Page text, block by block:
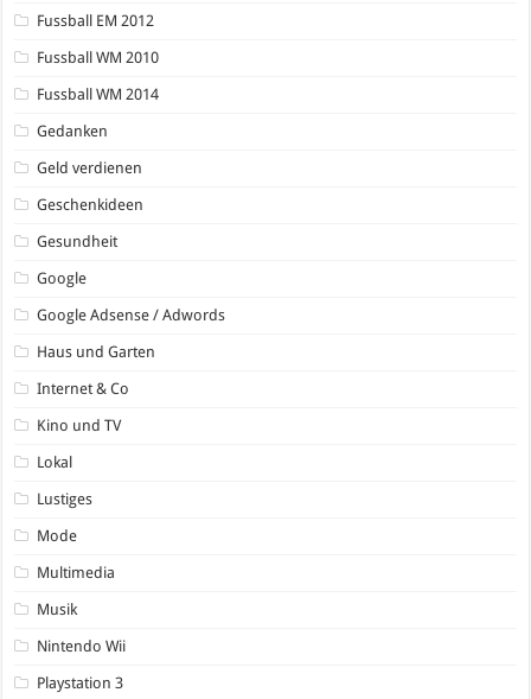
Fussball EM 2012
Fussball WM 2010
Fussball WM 2014
Gedanken
Geld verdienen
Geschenkideen
Gesundheit
Google
Google Adsense / Adwords
Haus und Garten
Internet & Co
Kino und TV
Lokal
Lustiges
Mode
Multimedia
Musik
Nintendo Wii
Playstation 3